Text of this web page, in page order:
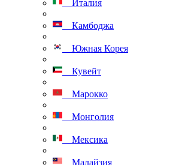
Италия
Камбоджа
Южная Корея
Кувейт
Марокко
Монголия
Мексика
Малайзия